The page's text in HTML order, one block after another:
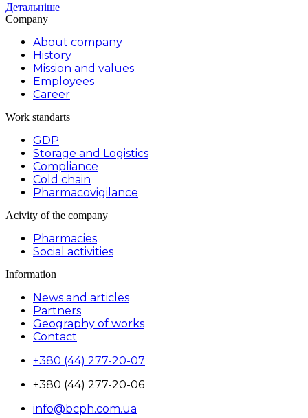
Детальніше
Company
About company
History
Mission and values
Employees
Career
Work standarts
GDP
Storage and Logistics
Compliance
Cold chain
Pharmacovigilance
Acivity of the company
Pharmacies
Social activities
Information
News and articles
Partners
Geography of works
Contact
+380 (44) 277-20-07
+380 (44) 277-20-06
info@bcph.com.ua